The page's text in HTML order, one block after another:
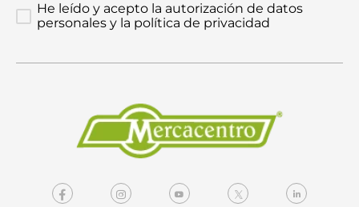
He leído y acepto la autorización de datos
personales y la política de privacidad